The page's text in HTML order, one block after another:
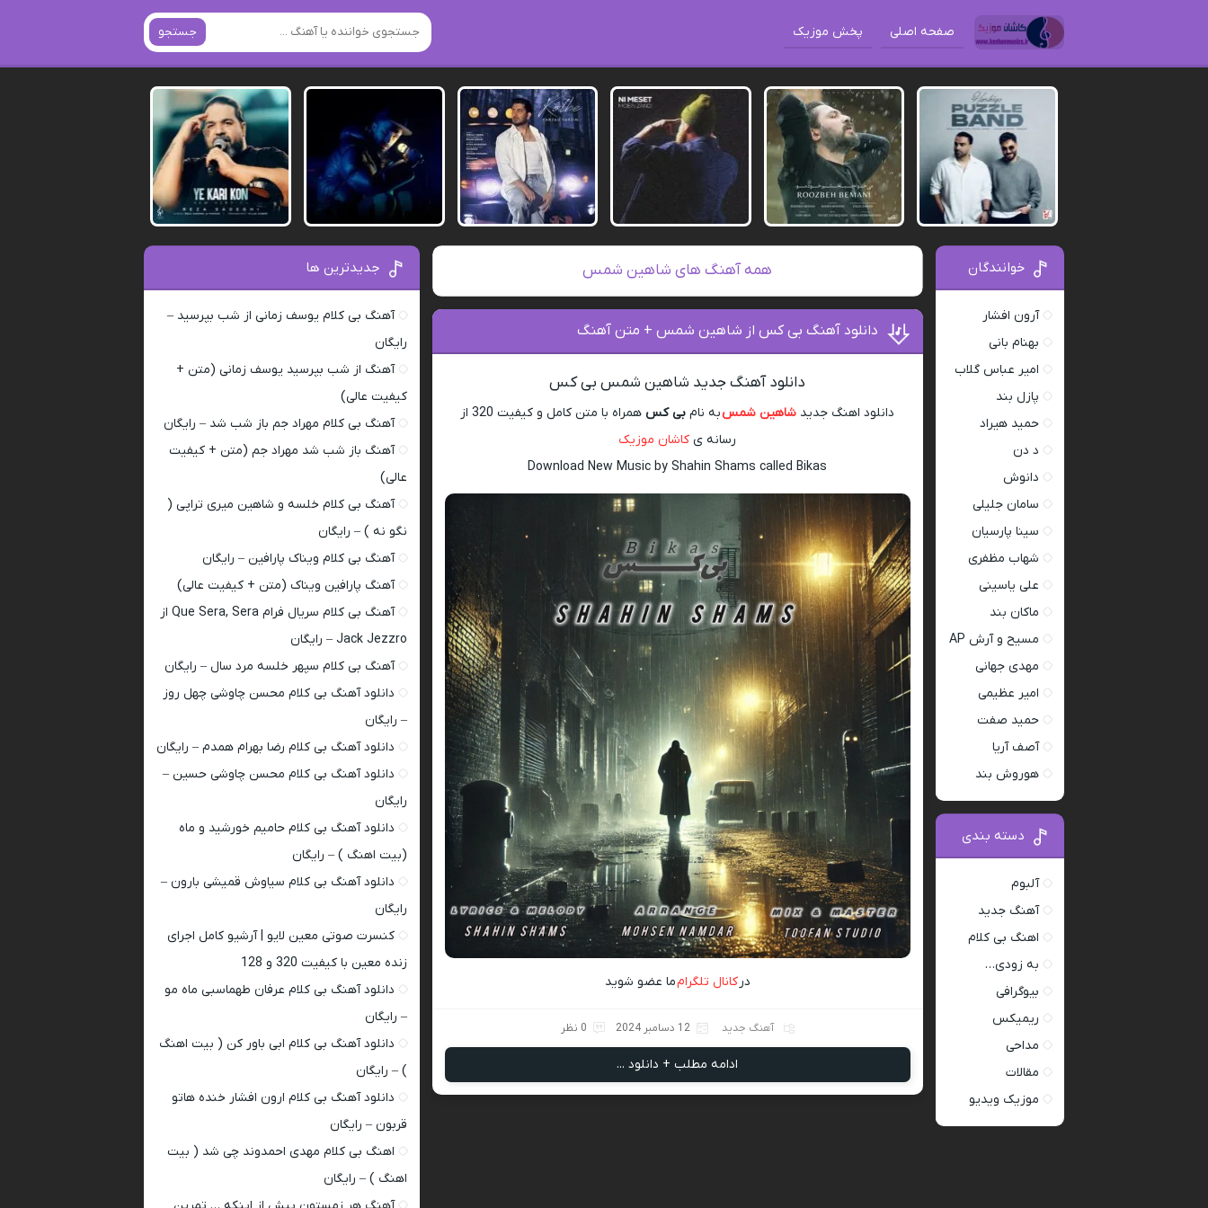
صفحه اصلی پخش موزیک جستجو
همه آهنگ های شاهین شمس
دانلود آهنگ بی کس از شاهین شمس + متن آهنگ
دانلود آهنگ جدید شاهین شمس بی کس
دانلود اهنگ جدید شاهین شمسبه نام بی کس
همراه با متن کامل و کیفیت 320 از
رسانه ی کاشان موزیک
Download New Music by Shahin Shams called Bikas
درکانال تلگرامما عضو شوید
آهنگ جدید 12 دسامبر 2024 0 نظر
ادامه مطلب + دانلود ...
خوانندگان
آرون افشار
بهنام بانی
امیر عباس گلاب
پازل بند
حمید هیراد
د دن
دانوش
سامان جلیلی
سینا پارسیان
شهاب مظفری
علی یاسینی
ماکان بند
مسیح و آرش AP
مهدی جهانی
امیر عظیمی
حمید صفت
آصف آریا
هوروش بند
دسته بندی
آلبوم
آهنگ جدید
اهنگ بی کلام
به زودی…
بیوگرافی
ریمیکس
مداحی
مقالات
موزیک ویدیو
جدیدترین ها
آهنگ بی کلام یوسف زمانی از شب بپرسید –
رایگان
آهنگ از شب بپرسید یوسف زمانی (متن +
کیفیت عالی)
آهنگ بی کلام مهراد جم باز شب شد – رایگان
آهنگ باز شب شد مهراد جم (متن + کیفیت
عالی)
آهنگ بی کلام خلسه و شاهین میری تراپی (
نگو نه ) – رایگان
آهنگ بی کلام ویناک پارافین – رایگان
آهنگ پارافین ویناک (متن + کیفیت عالی)
آهنگ بی کلام سریال فرام Que Sera, Sera از
Jack Jezzro – رایگان
آهنگ بی کلام سپهر خلسه مرد سال – رایگان
دانلود آهنگ بی کلام محسن چاوشی چهل روز
– رایگان
دانلود آهنگ بی کلام رضا بهرام همدم – رایگان
دانلود آهنگ بی کلام محسن چاوشی حسین –
رایگان
دانلود آهنگ بی کلام حامیم خورشید و ماه
(بیت اهنگ ) – رایگان
دانلود آهنگ بی کلام سیاوش قمیشی بارون –
رایگان
کنسرت صوتی معین لایو | آرشیو کامل اجرای
زنده معین با کیفیت 320 و 128
دانلود آهنگ بی کلام عرفان طهماسبی ماه مو
– رایگان
دانلود آهنگ بی کلام ابی باور کن ( بیت اهنگ
) – رایگان
دانلود آهنگ بی کلام ارون افشار خنده هاتو
قربون – رایگان
اهنگ بی کلام مهدی احمدوند چی شد ( بیت
اهنگ ) – رایگان